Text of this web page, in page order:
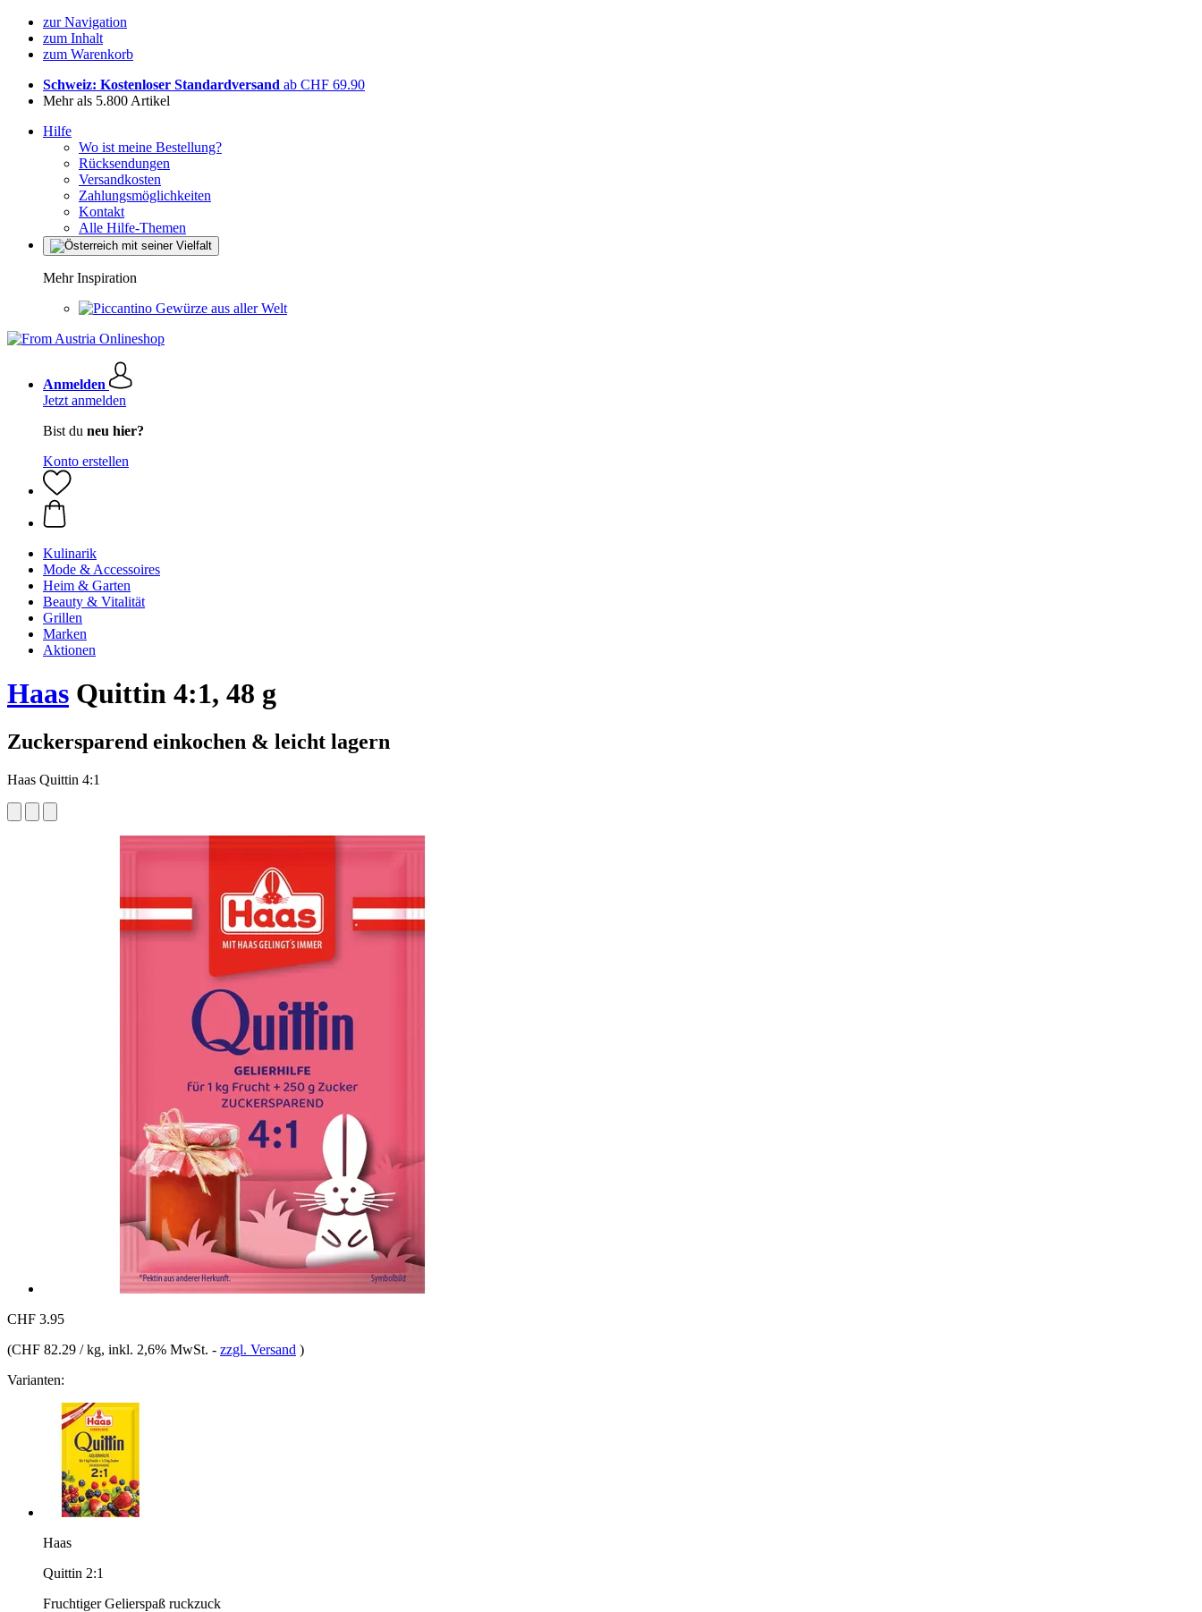
zur Navigation
zum Inhalt
zum Warenkorb
Schweiz: Kostenloser Standardversand ab CHF 69.90
Mehr als 5.800 Artikel
Hilfe
Wo ist meine Bestellung?
Rücksendungen
Versandkosten
Zahlungsmöglichkeiten
Kontakt
Alle Hilfe-Themen
Mehr Inspiration
Gewürze aus aller Welt
Anmelden
Jetzt anmelden
Bist du neu hier?
Konto erstellen
Kulinarik
Mode & Accessoires
Heim & Garten
Beauty & Vitalität
Grillen
Marken
Aktionen
Haas Quittin 4:1, 48 g
Zuckersparend einkochen & leicht lagern
Haas Quittin 4:1
CHF 3.95
(CHF 82.29 / kg, inkl. 2,6% MwSt. - zzgl. Versand )
Varianten:
Haas
Quittin 2:1
Fruchtiger Gelierspaß ruckzuck